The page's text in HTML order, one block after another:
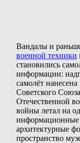
Вандалы и
военной техники
становились
информации:
самолёт
Советского
Отечественной
войны летал на
информационные
архитектурные
пространство